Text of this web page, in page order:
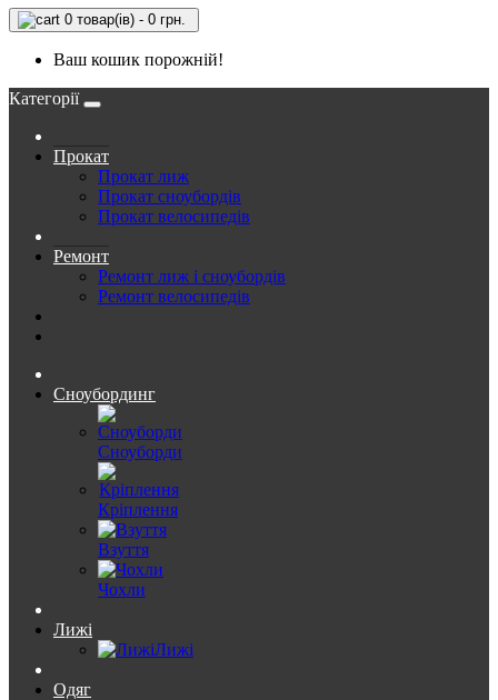
0 товар(ів) - 0 грн.
Ваш кошик порожній!
Категорії
Прокат
Прокат лиж
Прокат сноубордів
Прокат велосипедів
Ремонт
Ремонт лиж і сноубордів
Ремонт велосипедів
Сноубординг
Сноуборди
Кріплення
Взуття
Чохли
Лижі
Лижі
Одяг